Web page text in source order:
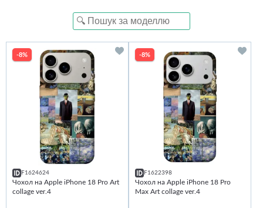
-8%
F1624624
Чохол на Apple iPhone 18 Pro Art
collage ver.4
-8%
F1622398
Чохол на Apple iPhone 18 Pro
Max Art collage ver.4